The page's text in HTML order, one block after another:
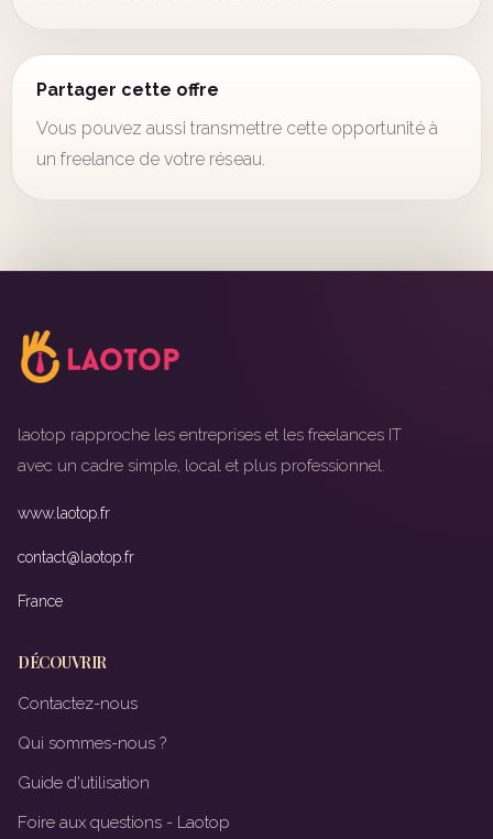
Partager cette offre
Vous pouvez aussi transmettre cette opportunité à
un freelance de votre réseau.
laotop rapproche les entreprises et les freelances IT
avec un cadre simple, local et plus professionnel.
www.laotop.fr
contact@laotop.fr
France
DÉCOUVRIR
Contactez-nous
Qui sommes-nous ?
Guide d'utilisation
Foire aux questions - Laotop